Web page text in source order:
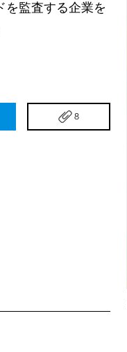
を監査する企業を
8